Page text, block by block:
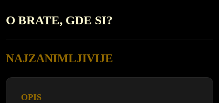
O BRATE, GDE SI?
NAJZANIMLJIVIJE
OPIS